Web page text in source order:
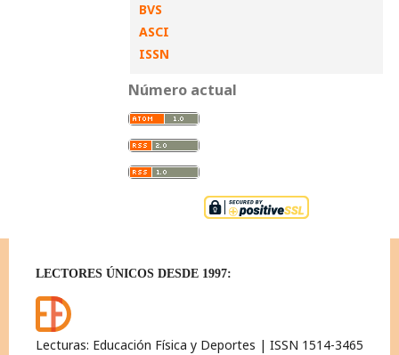
BVS
ASCI
ISSN
Número actual
LECTORES ÚNICOS DESDE 1997:
Lecturas: Educación Física y Deportes | ISSN 1514-3465